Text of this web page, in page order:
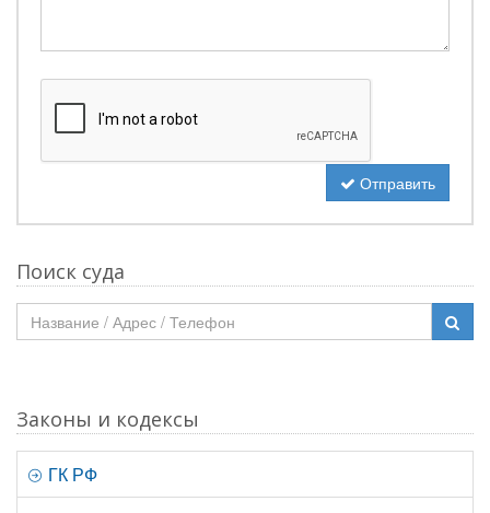
Отправить
Поиск суда
Законы и кодексы
ГК РФ